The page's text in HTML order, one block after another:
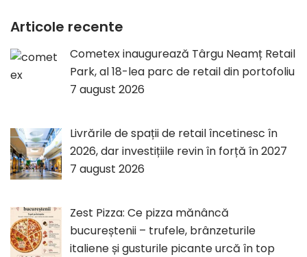
Articole recente
Cometex inaugurează Târgu Neamț Retail
Park, al 18-lea parc de retail din portofoliu
7 august 2026
Livrările de spații de retail încetinesc în
2026, dar investițiile revin în forță în 2027
7 august 2026
Zest Pizza: Ce pizza mănâncă
bucureștenii – trufele, brânzeturile
italiene și gusturile picante urcă în top